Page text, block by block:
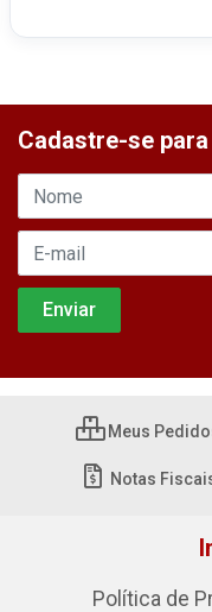
Cadastre-se
Meus
Notas
Política de